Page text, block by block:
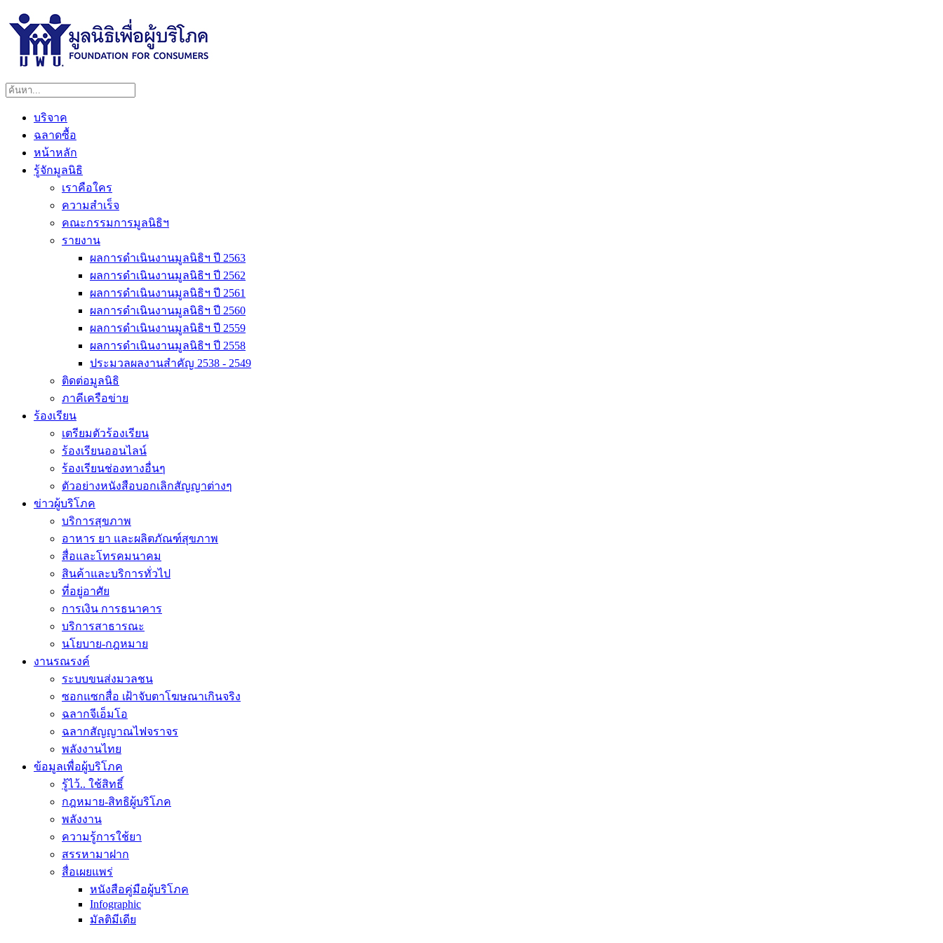
บริจาค
ฉลาดซื้อ
หน้าหลัก
รู้จักมูลนิธิ
เราคือใคร
ความสำเร็จ
คณะกรรมการมูลนิธิฯ
รายงาน
ผลการดำเนินงานมูลนิธิฯ ปี 2563
ผลการดำเนินงานมูลนิธิฯ ปี 2562
ผลการดำเนินงานมูลนิธิฯ ปี 2561
ผลการดำเนินงานมูลนิธิฯ ปี 2560
ผลการดำเนินงานมูลนิธิฯ ปี 2559
ผลการดำเนินงานมูลนิธิฯ ปี 2558
ประมวลผลงานสำคัญ 2538 - 2549
ติดต่อมูลนิธิ
ภาคีเครือข่าย
ร้องเรียน
เตรียมตัวร้องเรียน
ร้องเรียนออนไลน์
ร้องเรียนช่องทางอื่นๆ
ตัวอย่างหนังสือบอกเลิกสัญญาต่างๆ
ข่าวผู้บริโภค
บริการสุขภาพ
อาหาร ยา และผลิตภัณฑ์สุขภาพ
สื่อและโทรคมนาคม
สินค้าและบริการทั่วไป
ที่อยู่อาศัย
การเงิน การธนาคาร
บริการสาธารณะ
นโยบาย-กฎหมาย
งานรณรงค์
ระบบขนส่งมวลชน
ซอกแซกสื่อ เฝ้าจับตาโฆษณาเกินจริง
ฉลากจีเอ็มโอ
ฉลากสัญญาณไฟจราจร
พลังงานไทย
ข้อมูลเพื่อผู้บริโภค
รู้ไว้.. ใช้สิทธิ์
กฎหมาย-สิทธิผู้บริโภค
พลังงาน
ความรู้การใช้ยา
สรรหามาฝาก
สื่อเผยแพร่
หนังสือคู่มือผู้บริโภค
Infographic
มัลติมีเดีย